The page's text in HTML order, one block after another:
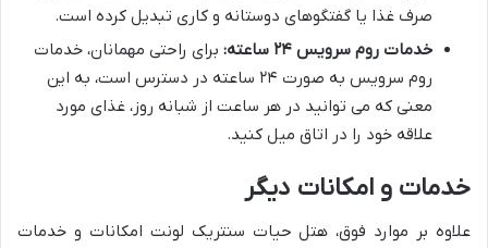
صرف غذا یا گفتگوهای دوستانه و کاری تبدیل کرده است.
خدمات روم سرویس ۲۴ ساعته:
برای راحتی مهمانان، خدمات
روم سرویس به صورت ۲۴ ساعته در دسترس است، به این
معنی که می توانید در هر ساعت از شبانه روز، غذای مورد
علاقه خود را در اتاق میل کنید.
خدمات و امکانات دیگر
علاوه بر موارد فوق، هتل حیات سنتریک لونت امکانات و خدمات